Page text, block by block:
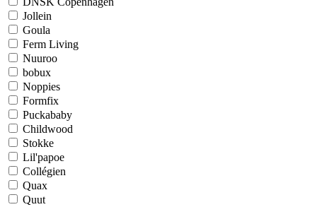
Jollein
Goula
Ferm Living
Nuuroo
bobux
Noppies
Formfix
Puckababy
Childwood
Stokke
Lil'papoe
Collégien
Quax
Quut